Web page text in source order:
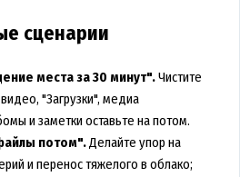
сценарии
места за 30 минут".Чистите
"Загрузки", медиа
и заметки оставьте на потом.
потом".Делайте упор на
и перенос тяжелого в облако;